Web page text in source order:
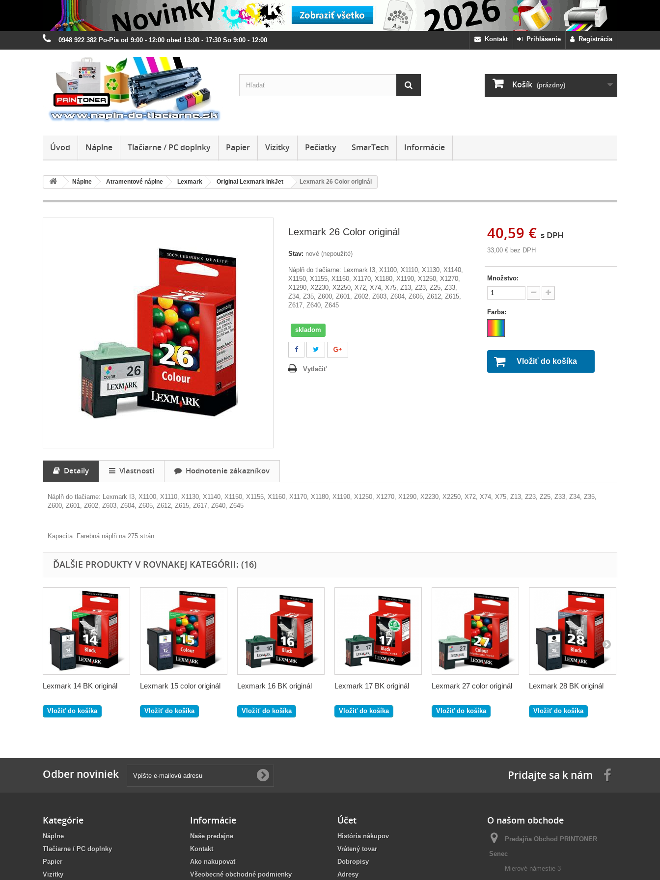
Registrácia
Prihlásenie
Kontakt
0948 922 382 Po-Pia od 9:00 - 12:00 obed 13:00 - 17:30 So 9:00 - 12:00
Košík (prázdny)
Úvod Náplne Tlačiarne / PC doplnky Papier Vizitky Pečiatky SmarTech Informácie
Náplne Atramentové náplne Lexmark Original Lexmark InkJet Lexmark 26 Color originál
Lexmark 26 Color originál
Stav: nové (nepoužité)
Náplň do tlačiarne: Lexmark I3, X1100, X1110, X1130, X1140,
X1150, X1155, X1160, X1170, X1180, X1190, X1250, X1270,
X1290, X2230, X2250, X72, X74, X75, Z13, Z23, Z25, Z33,
Z34, Z35, Z600, Z601, Z602, Z603, Z604, Z605, Z612, Z615,
Z617, Z640, Z645
skladom
Vytlačiť
40,59 € s DPH
33,00 €bez DPH
Množstvo:
Farba:
Vložiť do košíka
Detaily Vlastnosti Hodnotenie zákazníkov
Náplň do tlačiarne: Lexmark I3, X1100, X1110, X1130, X1140, X1150, X1155, X1160, X1170, X1180, X1190, X1250, X1270, X1290, X2230, X2250, X72, X74, X75, Z13, Z23, Z25, Z33, Z34, Z35,
Z600, Z601, Z602, Z603, Z604, Z605, Z612, Z615, Z617, Z640, Z645
Kapacita: Farebná náplň na 275 strán
ĎALŠIE PRODUKTY V ROVNAKEJ KATEGÓRII: (16)
Lexmark 14 BK originál
Vložiť do košíka
Lexmark 15 color originál
Vložiť do košíka
Lexmark 16 BK originál
Vložiť do košíka
Lexmark 17 BK originál
Vložiť do košíka
Lexmark 27 color originál
Vložiť do košíka
Lexmark 28 BK originál
Vložiť do košíka
Odber noviniek Pridajte sa k nám
Kategórie
Náplne
Tlačiarne / PC doplnky
Papier
Vizitky
Informácie
Naše predajne
Kontakt
Ako nakupovať
Všeobecné obchodné podmienky
Účet
História nákupov
Vrátený tovar
Dobropisy
Adresy
O našom obchode
Predajňa Obchod PRINTONER
Senec
Mierové námestie 3